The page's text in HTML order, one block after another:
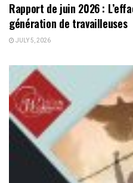
Rapport de juin 2026 :
génération de travailleuses
JULY 5, 2026